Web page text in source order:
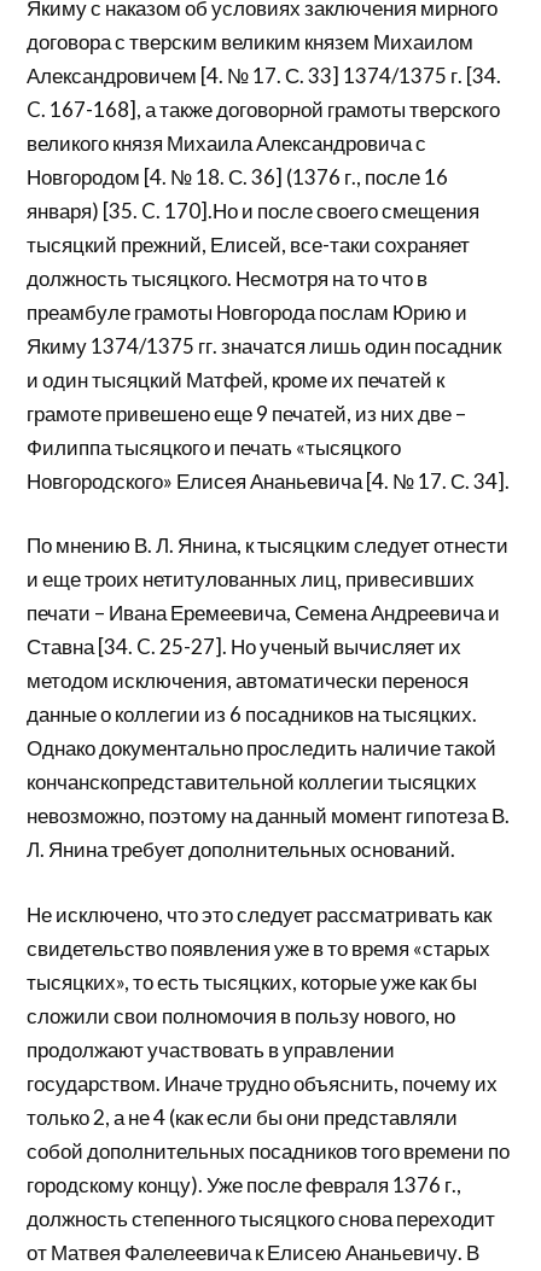
Якиму с наказом об условиях заключения мирного
договора с тверским великим князем Михаилом
Александровичем [4. № 17. С. 33] 1374/1375 г. [34.
C. 167-168], а также договорной грамоты тверского
великого князя Михаила Александровича с
Новгородом [4. № 18. С. 36] (1376 г., после 16
января) [35. C. 170].Но и после своего смещения
тысяцкий прежний, Елисей, все-таки сохраняет
должность тысяцкого. Несмотря на то что в
преамбуле грамоты Новгорода послам Юрию и
Якиму 1374/1375 гг. значатся лишь один посадник
и один тысяцкий Матфей, кроме их печатей к
грамоте привешено еще 9 печатей, из них две –
Филиппа тысяцкого и печать «тысяцкого
Новгородского» Елисея Ананьевича [4. № 17. С. 34].
По мнению В. Л. Янина, к тысяцким следует отнести
и еще троих нетитулованных лиц, привесивших
печати – Ивана Еремеевича, Семена Андреевича и
Ставна [34. C. 25-27]. Но ученый вычисляет их
методом исключения, автоматически перенося
данные о коллегии из 6 посадников на тысяцких.
Однако документально проследить наличие такой
кончанскопредставительной коллегии тысяцких
невозможно, поэтому на данный момент гипотеза В.
Л. Янина требует дополнительных оснований.
Не исключено, что это следует рассматривать как
свидетельство появления уже в то время «старых
тысяцких», то есть тысяцких, которые уже как бы
сложили свои полномочия в пользу нового, но
продолжают участвовать в управлении
государством. Иначе трудно объяснить, почему их
только 2, а не 4 (как если бы они представляли
собой дополнительных посадников того времени по
городскому концу). Уже после февраля 1376 г.,
должность степенного тысяцкого снова переходит
от Матвея Фалелеевича к Елисею Ананьевичу. В